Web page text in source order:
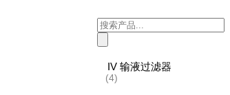
Products
search
IV 输液过滤器
(4)